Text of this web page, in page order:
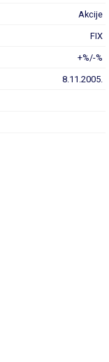
Akcije
FIX
+%/-%
8.11.2005.